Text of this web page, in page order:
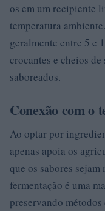
os em um recipiente
temperatura
geralmente entre 5 e
crocantes e cheios
saboreados.
Conexão com o
Ao optar por
apenas apoia os
que os sabores
fermentação é uma
preservando